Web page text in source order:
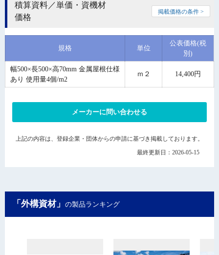
積算資料／単価・資機材
価格
掲載価格の条件 >
規格 単位
公表価格(税
別)
幅500×長500×高70mm 金属屋根仕様
あり 使用量4個/m2
ｍ２ 14,400円
メーカーに問い合わせる
上記の内容は、登録企業・団体からの申請に基づき掲載しております。
最終更新日：2026-05-15
「外構資材」 の製品ランキング